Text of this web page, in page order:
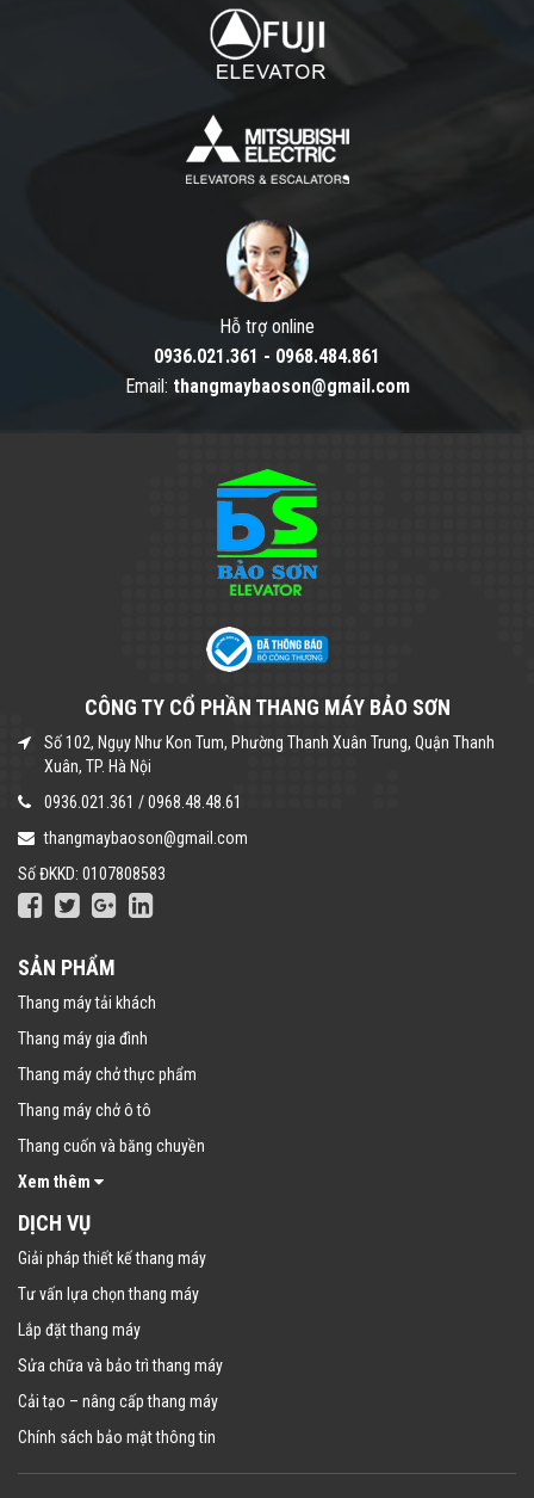
Hỗ trợ online
0936.021.361 - 0968.484.861
Email: thangmaybaoson@gmail.com
CÔNG TY CỔ PHẦN THANG MÁY BẢO SƠN
Số 102, Ngụy Như Kon Tum, Phường Thanh Xuân Trung, Quận Thanh
Xuân, TP. Hà Nội
0936.021.361 /0968.48.48.61
thangmaybaoson@gmail.com
Số ĐKKD: 0107808583
SẢN PHẨM
Thang máy tải khách
Thang máy gia đình
Thang máy chở thực phẩm
Thang máy chở ô tô
Thang cuốn và băng chuyền
Xem thêm
DỊCH VỤ
Giải pháp thiết kế thang máy
Tư vấn lựa chọn thang máy
Lắp đặt thang máy
Sửa chữa và bảo trì thang máy
Cải tạo – nâng cấp thang máy
Chính sách bảo mật thông tin